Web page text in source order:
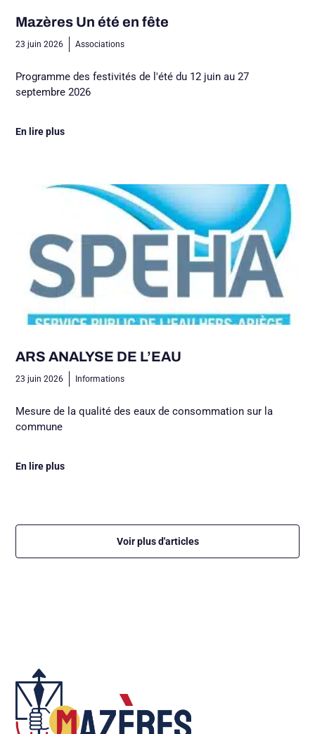
Mazères Un été en fête
23 juin 2026 Associations
Programme des festivités de l'été du 12 juin au 27
septembre 2026
En lire plus
ARS ANALYSE DE L’EAU
23 juin 2026 Informations
Mesure de la qualité des eaux de consommation sur la
commune
En lire plus
Voir plus d'articles